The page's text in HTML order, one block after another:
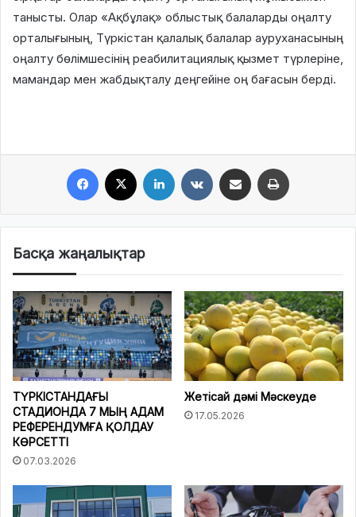
танысты. Олар «Ақбұлақ» облыстық балаларды оңалту
орталығының, Түркістан қалалық балалар ауруханасының
оңалту бөлімшесінің реабилитациялық қызмет түрлеріне,
мамандар мен жабдықталу деңгейіне оң бағасын берді.
Басқа жаңалықтар
ТҮРКІСТАНДАҒЫ
СТАДИОНДА 7 МЫҢ АДАМ
РЕФЕРЕНДУМҒА ҚОЛДАУ
КӨРСЕТТІ
07.03.2026
Жетісай дәмі Мәскеуде
17.05.2026